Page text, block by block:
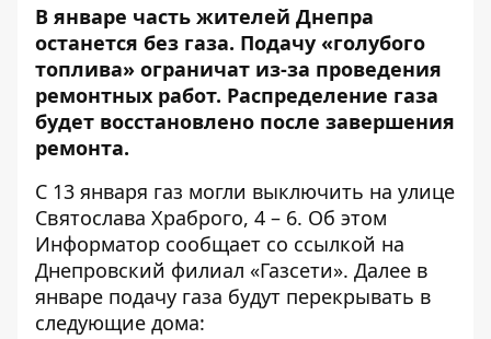
В январе часть жителей Днепра
останется без газа. Подачу «голубого
топлива» ограничат из-за проведения
ремонтных работ. Распределение газа
будет восстановлено после завершения
ремонта.
С 13 января газ могли выключить на улице
Святослава Храброго, 4 – 6. Об этом
Информатор сообщает со ссылкой на
Днепровский филиал «Газсети». Далее в
январе подачу газа будут перекрывать в
следующие дома: